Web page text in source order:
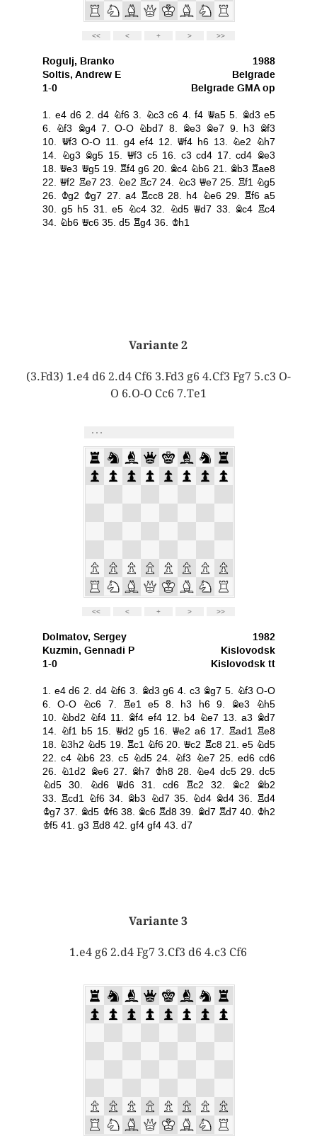
Variante 2
(3.Fd3) 1.e4 d6 2.d4 Cf6 3.Fd3 g6 4.Cf3 Fg7 5.c3 O-
O 6.O-O Cc6 7.Te1
Variante 3
1.e4 g6 2.d4 Fg7 3.Cf3 d6 4.c3 Cf6